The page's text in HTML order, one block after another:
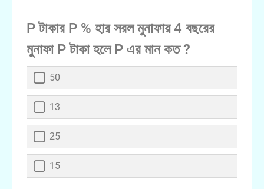
P টাকার P % হার সরল মুনাফায় 4 বছরের
মুনাফা P টাকা হলে P এর মান কত ?
50
13
25
15